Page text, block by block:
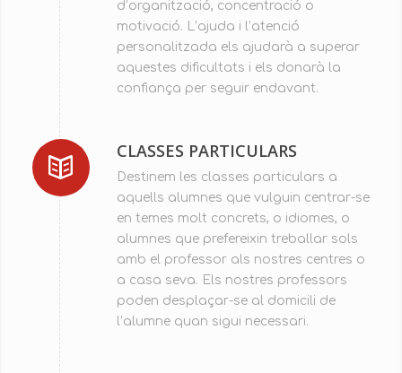
d’organització, concentració o
motivació. L’ajuda i l’atenció
personalitzada els ajudarà a superar
aquestes dificultats i els donarà la
confiança per seguir endavant.
CLASSES PARTICULARS
Destinem les classes particulars a
aquells alumnes que vulguin centrar-se
en temes molt concrets, o idiomes, o
alumnes que prefereixin treballar sols
amb el professor als nostres centres o
a casa seva. Els nostres professors
poden desplaçar-se al domicili de
l’alumne quan sigui necessari.